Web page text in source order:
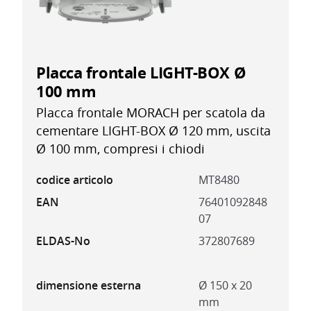
Placca frontale LIGHT-BOX Ø
100 mm
Placca frontale MORACH per scatola da
cementare LIGHT-BOX Ø 120 mm, uscita
Ø 100 mm, compresi i chiodi
codice articolo
MT8480
EAN
76401092848
07
ELDAS-No
372807689
dimensione esterna
Ø 150 x 20
mm